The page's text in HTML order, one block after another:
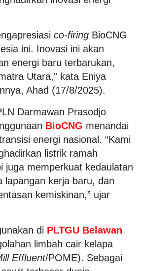
co-firing BioCNG
ini. Inovasi ini akan
energi baru terbarukan,
Utara,” kata Eniya
Ahad (17/8/2025).
Darmawan Prasodjo
BioCNG menandai
energi nasional. “Kami
listrik ramah
juga memperkuat kedaulatan
lapangan kerja baru, dan
kemiskinan,” ujar
di PLTGU Belawan
limbah cair kelapa
Effluent/POME). Sebagai